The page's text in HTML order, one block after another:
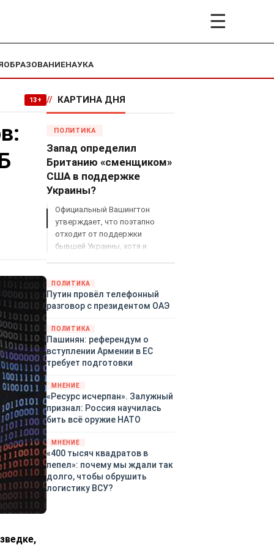
☰
ОБРАЗОВАНИЕНАУКА
13+ // КАРТИНА ДНЯ
ПОЛИТИКА
Запад определил
Британию «сменщиком»
США в поддержке
Украины?
Официальный Вашингтон
утверждает, что поэтапно
отходит от поддержки
бывшей Украины, хотя и
закупленное ранее оружие.
Также американская
администрация скидывает на
киевского режима оружием,
которое стремится продавать
всем новым снабженцам.
Однако часто возникают
предположения о возможном
«сменщике» американцев на
этом позорном посту.
Рассмотрим, кто же рвётся на
ПОЛИТИКА
Путин провёл телефонный
разговор с президентом ОАЭ
ПОЛИТИКА
Пашинян: референдум о
вступлении Армении в ЕС
требует подготовки
МНЕНИЕ
«Ресурс исчерпан». Залужный
признал: Россия научилась
бить всё оружие НАТО
МНЕНИЕ
«400 тысяч квадратов в
пепел»: почему мы ждали так
долго, чтобы обрушить
логистику ВСУ?